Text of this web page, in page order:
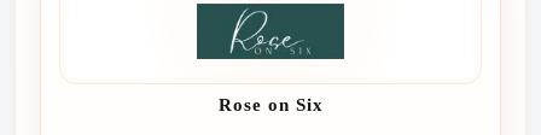
Rose on Six